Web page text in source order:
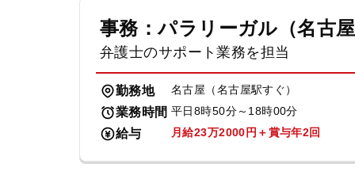
事務：パラリーガル（名古
弁護士のサポート業務を担当
勤務地 名古屋（名古屋駅すぐ）
業務時間 平日8時50分～18時00分
給与 月給23万2000円＋賞与年2回